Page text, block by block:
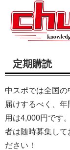
定期購読
中スポでは全国
届けするべく、
用は4,000円です
者は随時募集して
ださい！